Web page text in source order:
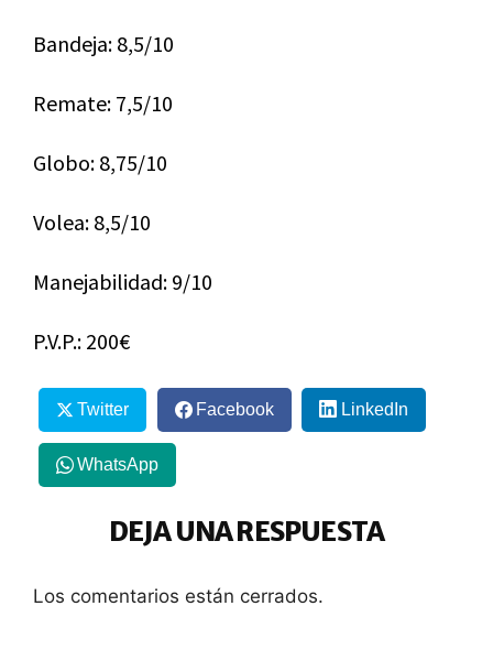
Bandeja: 8,5/10
Remate: 7,5/10
Globo: 8,75/10
Volea: 8,5/10
Manejabilidad: 9/10
P.V.P.: 200€
Twitter Facebook LinkedIn
WhatsApp
DEJA UNA RESPUESTA
Los comentarios están cerrados.